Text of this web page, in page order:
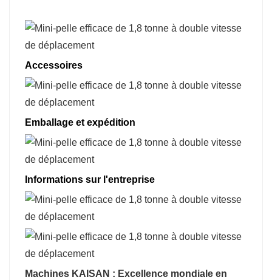
Accessoires
Emballage et expédition
Informations sur l'entreprise
Machines KAISAN : Excellence mondiale en